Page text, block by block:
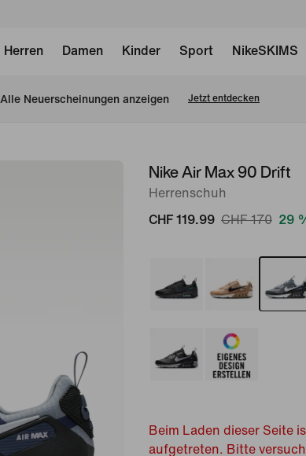
Herren Damen Kinder Sport NikeSKIMS
Alle Neuerscheinungen anzeigen Jetzt entdecken
Bild 1Nike Air Max 90 Drift
Herrenschuh
CHF 119.99 CHF 170 29
Beim Laden dieser Seite
aufgetreten. Bitte